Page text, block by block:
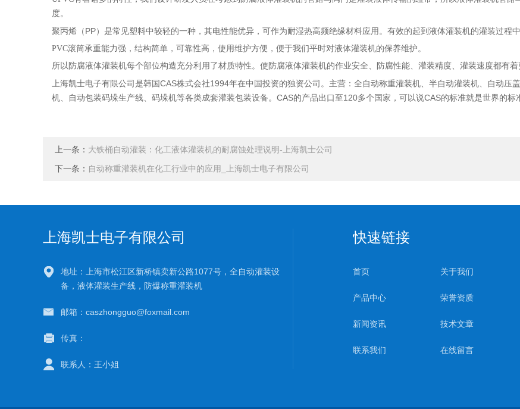
度。
聚丙烯（PP）是常见塑料中较轻的一种，其电性能优异，可作为耐湿热高频绝缘材料应用。 有效的起到液体灌装机的灌装过程中
PVC滚筒承重能力强，结构简单，可靠性高，使用维护方便，便于我们平时对液体灌装机的保养维护。
所以防腐液体灌装机每个部位构造充分利用了材质特性。使防腐液体灌装机的作业安全、防腐性能、灌装精度、灌装速度都有着
上海凯士电子有限公司是韩国CAS株式会社1994年在中国投资的独资公司。主营：全自动称重灌装机、半自动灌装机、自动
机、自动包装码垛生产线、码垛机等各类成套灌装包装设备。CAS的产品出口至120多个国家，可以说CAS的标准就是世界的标
上一条： 大铁桶自动灌装：化工液体灌装机的耐腐蚀处理说明-上海凯士公司
下一条： 自动称重灌装机在化工行业中的应用_上海凯士电子有限公司
上海凯士电子有限公司
地址：上海市松江区新桥镇卖新公路1077号，全自动灌装设
备，液体灌装生产线，防爆称重灌装机
邮箱：caszhongguo@foxmail.com
传真：
联系人：王小姐
快速链接
首页 关于我们
产品中心 荣誉资质
新闻资讯 技术文章
联系我们 在线留言